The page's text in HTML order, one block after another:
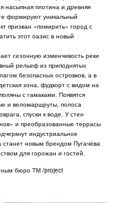
изменчивость реки
из приподнятых
островков, а в
фудкорт с видом на
Появятся
полоса
к воде. У стен
террасы
брендом Пугачёва
и гостей.
/project